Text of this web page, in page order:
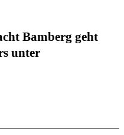
Bam­berg geht
unter